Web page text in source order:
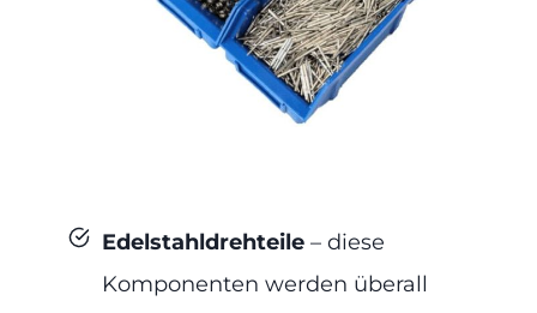
Edelstahldrehteile– diese
Komponenten werden überall